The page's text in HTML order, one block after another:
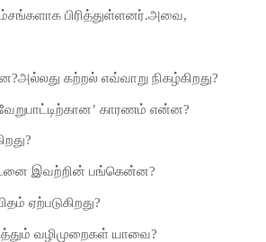
பிரித்துள்ளனர்.அவை,
கற்றல் எவ்வாறு நிகழ்கிறது?
காரணம் என்ன?
இவற்றின் பங்கென்ன?
ஏற்படுகிறது?
வழிமுறைகள் யாவை?